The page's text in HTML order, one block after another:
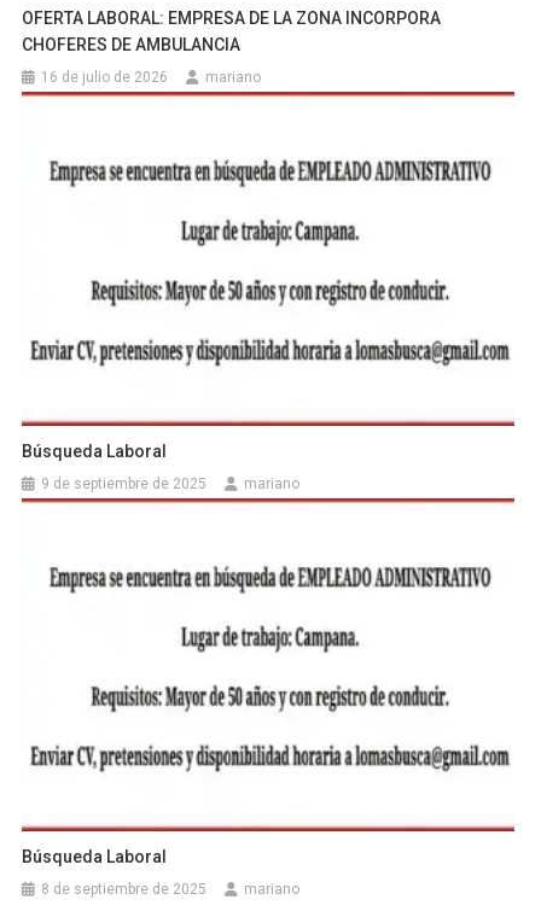
OFERTA LABORAL: EMPRESA DE LA ZONA INCORPORA
CHOFERES DE AMBULANCIA
16 de julio de 2026 mariano
Búsqueda Laboral
9 de septiembre de 2025 mariano
Búsqueda Laboral
8 de septiembre de 2025 mariano